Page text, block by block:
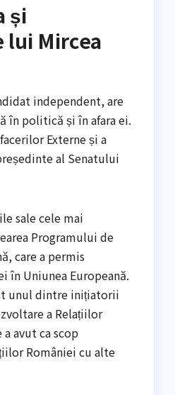
și
lui Mircea
independent, are
în politică și în afara ei.
Externe și a
al Senatului
sale cele mai
Programului de
care a permis
în Uniunea Europeană.
unul dintre inițiatorii
a Relațiilor
avut ca scop
României cu alte